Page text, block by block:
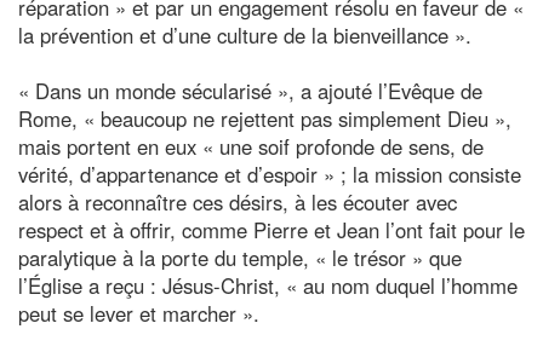
réparation » et par un engagement résolu en faveur de «
la prévention et d’une culture de la bienveillance ».
« Dans un monde sécularisé », a ajouté l’Evêque de
Rome, « beaucoup ne rejettent pas simplement Dieu »,
mais portent en eux « une soif profonde de sens, de
vérité, d’appartenance et d’espoir » ; la mission consiste
alors à reconnaître ces désirs, à les écouter avec
respect et à offrir, comme Pierre et Jean l’ont fait pour le
paralytique à la porte du temple, « le trésor » que
l’Église a reçu : Jésus-Christ, « au nom duquel l’homme
peut se lever et marcher ».